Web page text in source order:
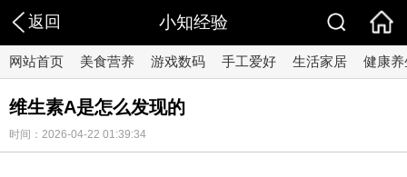
返回 小知经验
网站首页 美食营养 游戏数码 手工爱好 生活家居 健康养
维生素A是怎么发现的
时间：2026-04-22 01:39:34